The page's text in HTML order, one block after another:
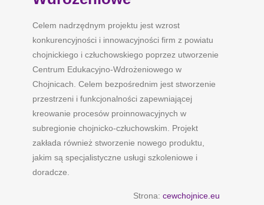
Celem nadrzędnym projektu jest wzrost
konkurencyjności i innowacyjności firm z powiatu
chojnickiego i człuchowskiego poprzez utworzenie
Centrum Edukacyjno-Wdrożeniowego w
Chojnicach. Celem bezpośrednim jest stworzenie
przestrzeni i funkcjonalności zapewniającej
kreowanie procesów proinnowacyjnych w
subregionie chojnicko-człuchowskim. Projekt
zakłada również stworzenie nowego produktu,
jakim są specjalistyczne usługi szkoleniowe i
doradcze.
Strona: cewchojnice.eu